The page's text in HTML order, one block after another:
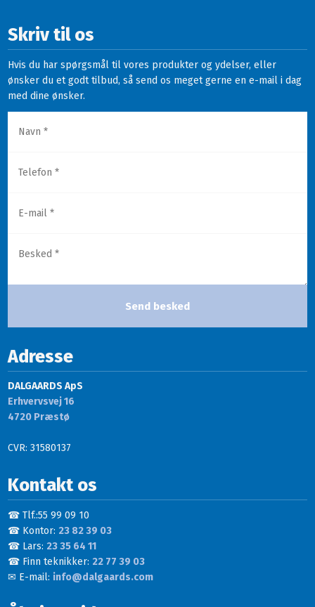
Skriv til os
Hvis du har spørgsmål til vores produkter og ydelser, eller
ønsker du et godt tilbud, så send os meget gerne en e-mail i dag
med dine ønsker.
Adresse
DALGAARDS ApS
Erhvervsvej 16
​4720 Præstø
CVR: 31580137
Kontakt os
☎ Tlf.:55 99 09 10
☎ Kontor: 23 82 39 03
☎ Lars: 23 35 64 11
☎ Finn teknikker: 22 77 39 03
✉ E-mail: info@dalgaards.com